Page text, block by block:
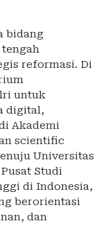
bidang
reformasi. Di
untuk
digital,
Akademi
scientific
Universitas
Studi
di Indonesia,
berorientasi
dan